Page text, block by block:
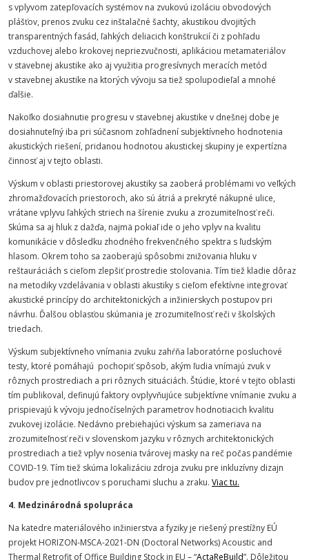
s vplyvom zatepľovacích systémov na zvukovú izoláciu obvodových
plášťov, prenos zvuku cez inštalačné šachty, akustikou dvojitých
transparentných fasád, ľahkých deliacich konštrukcií či z pohľadu
vzduchovej alebo krokovej nepriezvučnosti, aplikáciou metamateriálov
v stavebnej akustike ako aj využitia progresívnych meracích metód
v stavebnej akustike na ktorých vývoju sa tiež spolupodieľal a mnohé
ďalšie.
Nakoľko dosiahnutie progresu v stavebnej akustike v dnešnej dobe je
dosiahnuteľný iba pri súčasnom zohľadnení subjektívneho hodnotenia
akustických riešení, pridanou hodnotou akustickej skupiny je expertízna
činnosť aj v tejto oblasti.
Výskum v oblasti priestorovej akustiky sa zaoberá problémami vo veľkých
zhromažďovacích priestoroch, ako sú átriá a prekryté nákupné ulice,
vrátane vplyvu ľahkých striech na šírenie zvuku a zrozumiteľnosť reči.
Skúma sa aj hluk z dažďa, najmä pokiaľ ide o jeho vplyv na kvalitu
komunikácie v dôsledku zhodného frekvenčného spektra s ľudským
hlasom. Okrem toho sa zaoberajú spôsobmi znižovania hluku v
reštauráciách s cieľom zlepšiť prostredie stolovania. Tím tiež kladie dôraz
na metodiky vzdelávania v oblasti akustiky s cieľom efektívne integrovať
akustické princípy do architektonických a inžinierskych postupov pri
návrhu. Ďalšou oblasťou skúmania je zrozumiteľnosť reči v školských
triedach.
Výskum subjektívneho vnímania zvuku zahŕňa laboratórne posluchové
testy, ktoré pomáhajú pochopiť spôsob, akým ľudia vnímajú zvuk v
rôznych prostrediach a pri rôznych situáciách. Štúdie, ktoré v tejto oblasti
tím publikoval, definujú faktory ovplyvňujúce subjektívne vnímanie zvuku a
prispievajú k vývoju jednočíselných parametrov hodnotiacich kvalitu
zvukovej izolácie. Nedávno prebiehajúci výskum sa zameriava na
zrozumiteľnosť reči v slovenskom jazyku v rôznych architektonických
prostrediach a tiež vplyv nosenia tvárovej masky na reč počas pandémie
COVID-19. Tím tiež skúma lokalizáciu zdroja zvuku pre inkluzívny dizajn
budov pre jednotlivcov s poruchami sluchu a zraku. Viac tu.
4. Medzinárodná spolupráca
Na katedre materiálového inžinierstva a fyziky je riešený prestížny EÚ
projekt HORIZON-MSCA-2021-DN (Doctoral Networks) Acoustic and
Thermal Retrofit of Office Building Stock in EU – “ActaReBuild”. Dôležitou